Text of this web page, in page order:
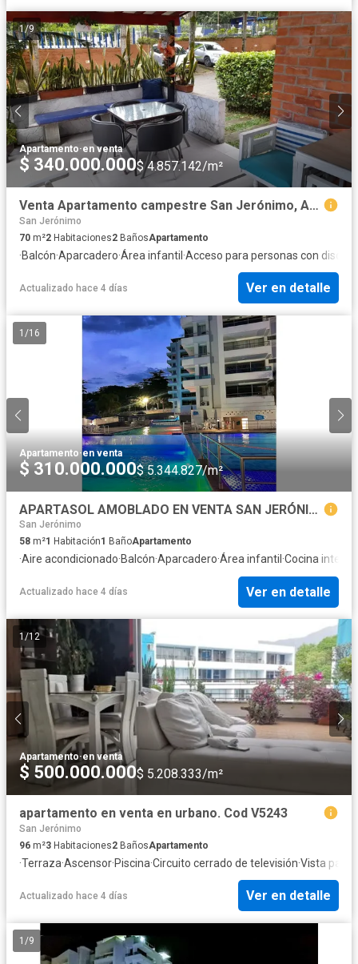
1/9
Apartamento·en venta
$ 340.000.000$ 4.857.142/m²
Venta Apartamento campestre San Jerónimo, Antioquia
San Jerónimo
70 m²2 Habitaciones2 BañosApartamento
·Balcón·Aparcadero·Área infantil ·Acceso para personas con
Actualizado hace 4 días Ver en detalle
1 /16
Apartamento·en venta
$ 310.000.000$ 5.344.827/m²
APARTASOL AMOBLADO EN VENTA SAN JERÓNIMO
San Jerónimo
58 m²1 Habitación1 BañoApartamento
·Aire acondicionado·Balcón·Aparcadero·Área infantil ·Cocina
Actualizado hace 4 días Ver en detalle
1/12
Apartamento·en venta
$ 500.000.000$ 5.208.333/m²
apartamento en venta en urbano. Cod V5243
San Jerónimo
96 m²3 Habitaciones2 BañosApartamento
·Terraza·Ascensor·Piscina·Circuito cerrado de televisión·Vista
Actualizado hace 4 días Ver en detalle
1 /9